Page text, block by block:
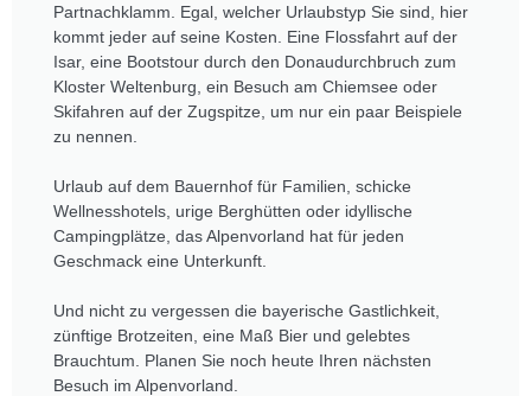
Partnachklamm. Egal, welcher Urlaubstyp Sie sind, hier
kommt jeder auf seine Kosten. Eine Flossfahrt auf der
Isar, eine Bootstour durch den Donaudurchbruch zum
Kloster Weltenburg, ein Besuch am Chiemsee oder
Skifahren auf der Zugspitze, um nur ein paar Beispiele
zu nennen.
Urlaub auf dem Bauernhof für Familien, schicke
Wellnesshotels, urige Berghütten oder idyllische
Campingplätze, das Alpenvorland hat für jeden
Geschmack eine Unterkunft.
Und nicht zu vergessen die bayerische Gastlichkeit,
zünftige Brotzeiten, eine Maß Bier und gelebtes
Brauchtum. Planen Sie noch heute Ihren nächsten
Besuch im Alpenvorland.